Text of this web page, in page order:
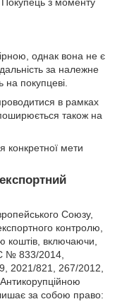
з моменту
однак вона не є
за належне
на покупцеві.
в рамках
також на
конкретної мети
Союзу,
контролю,
коштів, включаючи,
№ 833/2014,
2021/821, 267/2012,
за собою право: